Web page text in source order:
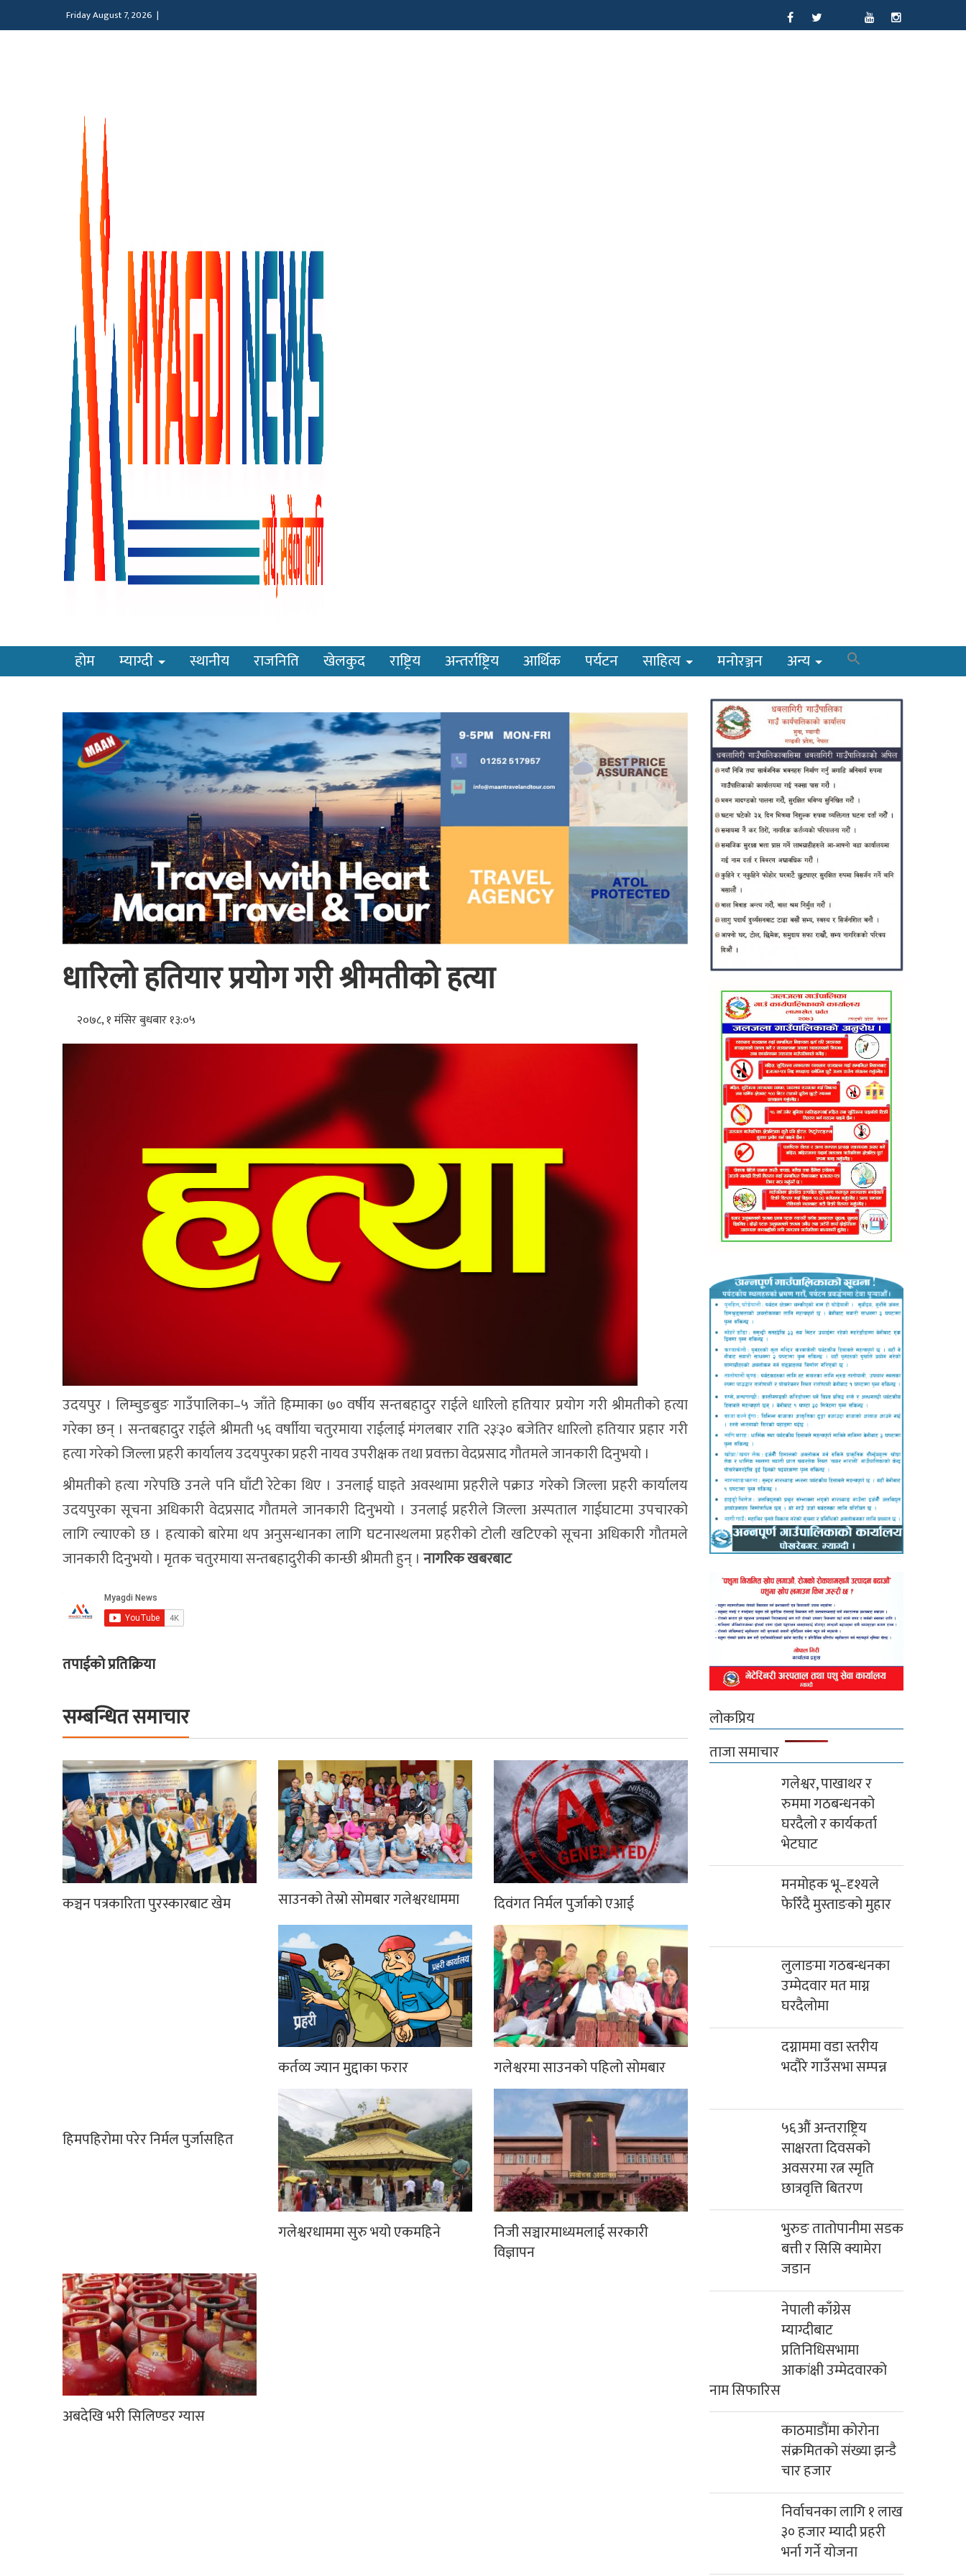
Friday August 7, 2026 |
होम म्याग्दी स्थानीय राजनिति खेलकुद राष्ट्रिय अन्तर्राष्ट्रिय आर्थिक पर्यटन साहित्य मनोरञ्जन अन्य
धारिलो हतियार प्रयोग गरी श्रीमतीको हत्या
२०७८, १ मंसिर बुधबार १३:०५
उदयपुर । लिम्चुङबुङ गाउँपालिका–५ जाँते हिम्माका ७० वर्षीय सन्तबहादुर राईले धारिलो हतियार प्रयोग गरी श्रीमतीको हत्या
गरेका छन् । सन्तबहादुर राईले श्रीमती ५६ वर्षाीया चतुरमाया राईलाई मंगलबार राति २३ः३० बजेतिर धारिलो हतियार प्रहार गरी
हत्या गरेको जिल्ला प्रहरी कार्यालय उदयपुरका प्रहरी नायव उपरीक्षक तथा प्रवक्ता वेदप्रसाद गौतमले जानकारी दिनुभयो ।
श्रीमतीको हत्या गरेपछि उनले पनि घाँटी रेटेका थिए । उनलाई घाइते अवस्थामा प्रहरीले पक्राउ गरेको जिल्ला प्रहरी कार्यालय
उदयपुरका सूचना अधिकारी वेदप्रसाद गौतमले जानकारी दिनुभयो । उनलाई प्रहरीले जिल्ला अस्पताल गाईघाटमा उपचारको
लागि ल्याएको छ । हत्याको बारेमा थप अनुसन्धानका लागि घटनास्थलमा प्रहरीको टोली खटिएको सूचना अधिकारी गौतमले
जानकारी दिनुभयो । मृतक चतुरमाया सन्तबहादुरीकी कान्छी श्रीमती हुन् । नागरिक खबरबाट
तपाईको प्रतिक्रिया
सम्बन्धित समाचार
कञ्चन पत्रकारिता पुरस्कारबाट खेम साउनको तेस्रो सोमबार गलेश्वरधाममा दिवंगत निर्मल पुर्जाको एआई
हिमपहिरोमा परेर निर्मल पुर्जासहित
कर्तव्य ज्यान मुद्दाका फरार गलेश्वरमा साउनको पहिलो सोमबार
गलेश्वरधाममा सुरु भयो एकमहिने
निजी सञ्चारमाध्यमलाई सरकारी
विज्ञापन
अबदेखि भरी सिलिण्डर ग्यास
लोकप्रिय
ताजा समाचार
गलेश्वर, पाखाथर र
रुममा गठबन्धनको
घरदैलो र कार्यकर्ता
भेटघाट
मनमोहक भू–दृश्यले
फेरिँदै मुस्ताङको मुहार
लुलाङमा गठबन्धनका
उम्मेदवार मत माग्न
घरदैलोमा
दग्नाममा वडा स्तरीय
भदौरे गाउँसभा सम्पन्न
५६औं अन्तराष्ट्रिय
साक्षरता दिवसको
अवसरमा रत्न स्मृति
छात्रवृत्ति बितरण
भुरुङ तातोपानीमा सडक
बत्ती र सिसि क्यामेरा
जडान
नेपाली काँग्रेस
म्याग्दीबाट
प्रतिनिधिसभामा
आकांक्षी उम्मेदवारको
नाम सिफारिस
काठमाडौंमा कोरोना
संक्रमितको संख्या झन्डै
चार हजार
निर्वाचनका लागि १ लाख
३० हजार म्यादी प्रहरी
भर्ना गर्ने योजना